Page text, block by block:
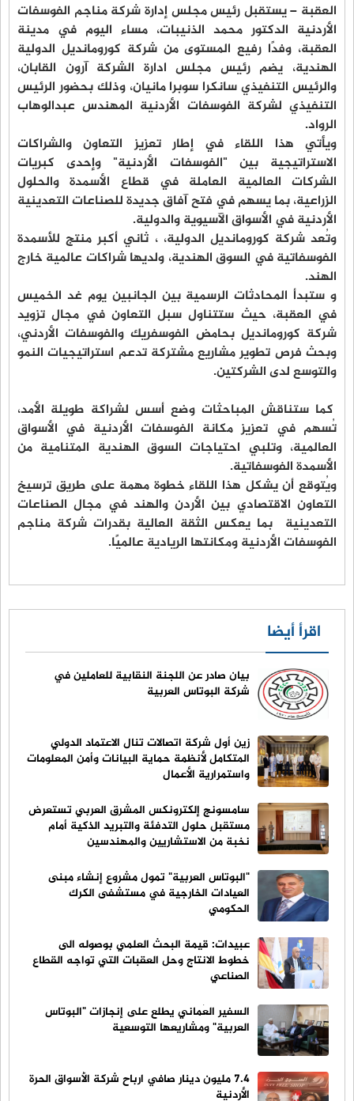
العقبة – يستقبل رئيس مجلس إدارة شركة مناجم الفوسفات
الأردنية الدكتور محمد الذنيبات، مساء اليوم في مدينة
العقبة، وفدًا رفيع المستوى من شركة كورومانديل الدولية
الهندية، يضم رئيس مجلس ادارة الشركة آرون القابان،
والرئيس التنفيذي سانكرا سوبرا مانيان، وذلك بحضور الرئيس
التنفيذي لشركة الفوسفات الأردنية المهندس عبدالوهاب
الرواد.
ويأتي هذا اللقاء في إطار تعزيز التعاون والشراكات
الاستراتيجية بين "الفوسفات الأردنية" وإحدى كبريات
الشركات العالمية العاملة في قطاع الأسمدة والحلول
الزراعية، بما يسهم في فتح آفاق جديدة للصناعات التعدينية
الأردنية في الأسواق الآسيوية والدولية.
وتُعد شركة كورومانديل الدولية، ، ثاني أكبر منتج للأسمدة
الفوسفاتية في السوق الهندية، ولديها شراكات عالمية خارج
الهند.
و ستبدأ المحادثات الرسمية بين الجانبين يوم غد الخميس
في العقبة، حيث ستتناول سبل التعاون في مجال تزويد
شركة كورومانديل بحامض الفوسفريك والفوسفات الأردني،
وبحث فرص تطوير مشاريع مشتركة تدعم استراتيجيات النمو
والتوسع لدى الشركتين.
كما ستناقش المباحثات وضع أسس لشراكة طويلة الأمد،
تُسهم في تعزيز مكانة الفوسفات الأردنية في الأسواق
العالمية، وتلبي احتياجات السوق الهندية المتنامية من
الأسمدة الفوسفاتية.
ويُتوقع أن يشكل هذا اللقاء خطوة مهمة على طريق ترسيخ
التعاون الاقتصادي بين الأردن والهند في مجال الصناعات
التعدينية بما يعكس الثقة العالية بقدرات شركة مناجم
الفوسفات الأردنية ومكانتها الريادية عالميًا.
اقرأ أيضا
بيان صادر عن اللجنة النقابية للعاملين في
شركة البوتاس العربية
زين أول شركة اتصالات تنال الاعتماد الدولي
المتكامل لأنظمة حماية البيانات وأمن المعلومات
واستمرارية الأعمال
سامسونج إلكترونكس المشرق العربي تستعرض
مستقبل حلول التدفئة والتبريد الذكية أمام
نخبة من الاستشاريين والمهندسين
"البوتاس العربية" تمول مشروع إنشاء مبنى
العيادات الخارجية في مستشفى الكرك
الحكومي
عبيدات: قيمة البحث العلمي بوصوله الى
خطوط الانتاج وحل العقبات التي تواجه القطاع
الصناعي
السفير العُماني يطلع على إنجازات "البوتاس
العربية" ومشاريعها التوسعية
٧.٤ مليون دينار صافي ارباح شركة الأسواق الحرة
الأردنية